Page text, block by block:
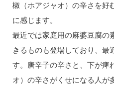
椒（ホアジャオ）の辛さを好
に感じます。
最近では家庭用の麻婆豆腐の
きるものも登場しており、最
す。唐辛子の辛さと、下が痺
オ）の辛さがくせになる人が